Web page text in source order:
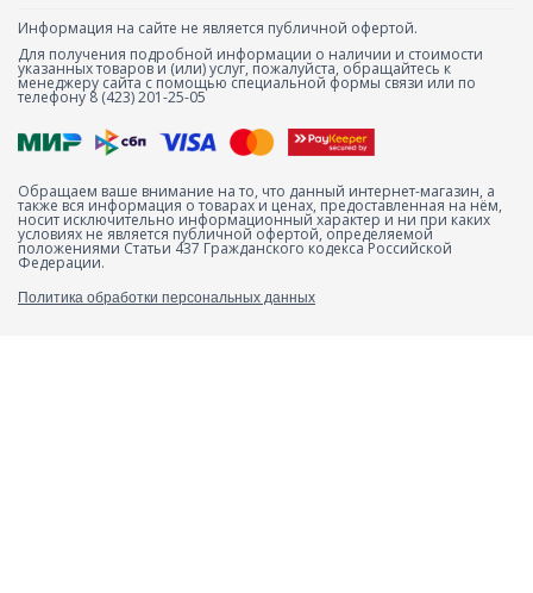
Информация на сайте не является публичной офертой.
Для получения подробной информации о наличии и стоимости
указанных товаров и (или) услуг, пожалуйста, обращайтесь к
менеджеру сайта с помощью специальной формы связи или по
телефону 8 (423) 201-25-05
Обращаем ваше внимание на то, что данный интернет-магазин, а
также вся информация о товарах и ценах, предоставленная на нём,
носит исключительно информационный характер и ни при каких
условиях не является публичной офертой, определяемой
положениями Статьи 437 Гражданского кодекса Российской
Федерации.
Политика обработки персональных данных